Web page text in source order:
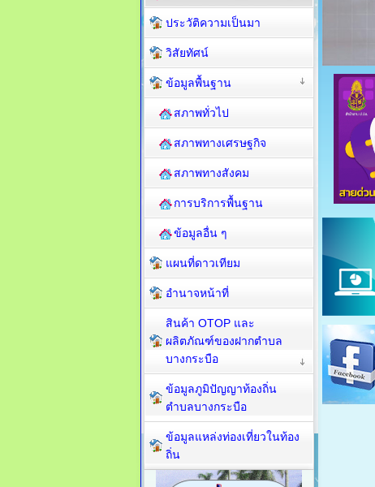
ประวัติความเป็นมา
วิสัยทัศน์
ข้อมูลพื้นฐาน
สภาพทั่วไป
สภาพทางเศรษฐกิจ
สภาพทางสังคม
การบริการพื้นฐาน
ข้อมูลอื่น ๆ
แผนที่ดาวเทียม
อำนาจหน้าที่
สินค้า OTOP และ
ผลิตภัณฑ์ของฝากตำบล
บางกระบือ
ข้อมูลภูมิปัญญาท้องถิ่น
ตำบลบางกระบือ
ข้อมูลแหล่งท่องเที่ยวในท้อง
ถิ่น